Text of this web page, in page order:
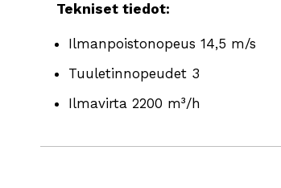
Tekniset tiedot:
Ilmanpoistonopeus 14,5 m/s
Tuuletinnopeudet 3
Ilmavirta 2200 m³/h